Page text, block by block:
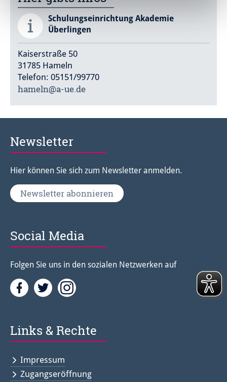
Schulungseinrichtung Akademie
Überlingen
Kaiserstraße 50
31785 Hameln
Telefon: 05151/99770
hameln@a-ue.de
Newsletter
Hier können Sie sich zum Newsletter anmelden.
Newsletter abonnieren
Social Media
Folgen Sie uns in den sozialen Netzwerken auf
FacebookTwitter<
Links & Rechte
Impressum
Zugangseröffnung